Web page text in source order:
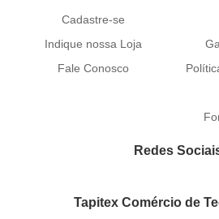
Cadastre-se
Indique nossa Loja
Fale Conosco
Redes
Tapitex Comércio de